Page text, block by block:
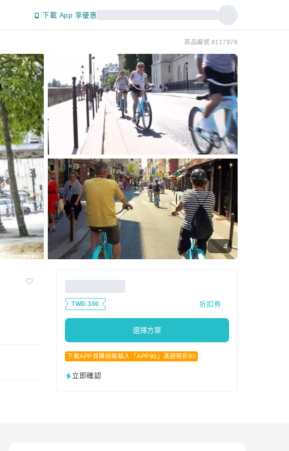
下載 App 享優惠
商品編號 #117978
4
TWD 300 折扣券
選擇方案
下載APP首購結帳輸入「APP90」滿額現折90
立即確認